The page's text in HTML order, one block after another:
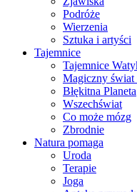
Podróże
Wierzenia
Sztuka i artyści
Tajemnice
Tajemnice
Magiczny świat
Błękitna Planeta
Wszechświat
Co może mózg
Zbrodnie
Natura pomaga
Uroda
Terapie
Joga